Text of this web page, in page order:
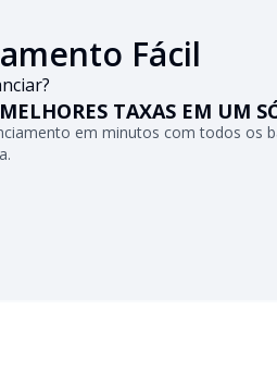
Fácil
TAXAS EM UM
em minutos com todos os